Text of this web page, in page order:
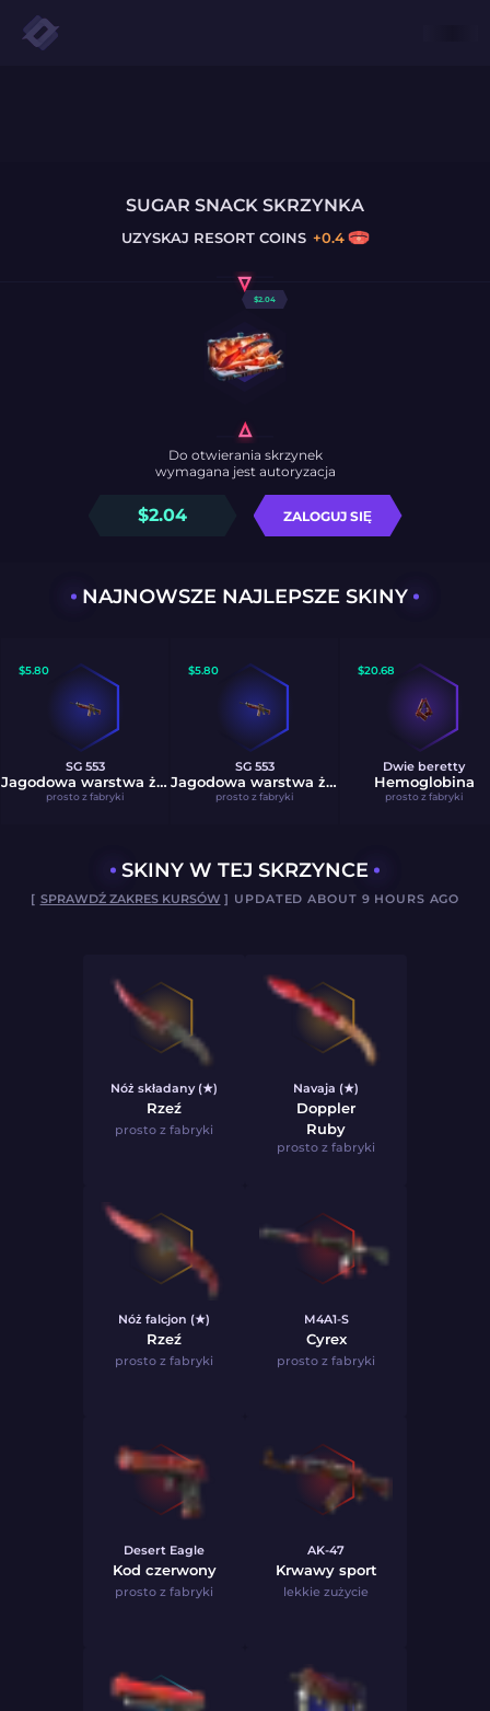
SUGAR SNACK SKRZYNKA
UZYSKAJ RESORT COINS +0.4
$2.04
$2.04 ZALOGUJ SIĘ
Do otwierania skrzynek
wymagana jest autoryzacja
NAJNOWSZE NAJLEPSZE SKINY
$5.80
SG 553
Jagodowa warstwa żelowa
prosto z fabryki
$5.80
SG 553
Jagodowa warstwa żelowa
prosto z fabryki
$20.68
Dwie beretty
Hemoglobina
prosto z fabryki
SKINY W TEJ SKRZYNCE
[ SPRAWDŹ ZAKRES KURSÓW ] UPDATED ABOUT 9 HOURS AGO
Nóż składany (★)
Rzeź
prosto z fabryki
Navaja (★)
Doppler
Ruby
prosto z fabryki
Nóż falcjon (★)
Rzeź
prosto z fabryki
M4A1-S
Cyrex
prosto z fabryki
Desert Eagle
Kod czerwony
prosto z fabryki
AK-47
Krwawy sport
lekkie zużycie